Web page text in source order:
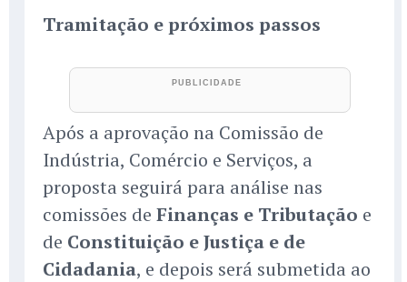
Tramitação e próximos passos
Após a aprovação na Comissão de
Indústria, Comércio e Serviços, a
proposta seguirá para análise nas
comissões de Finanças e Tributação e
de Constituição e Justiça e de
Cidadania, e depois será submetida ao